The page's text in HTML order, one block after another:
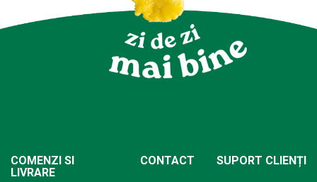
COMENZI SI
LIVRARE
CONTACT SUPORT CLIENȚI